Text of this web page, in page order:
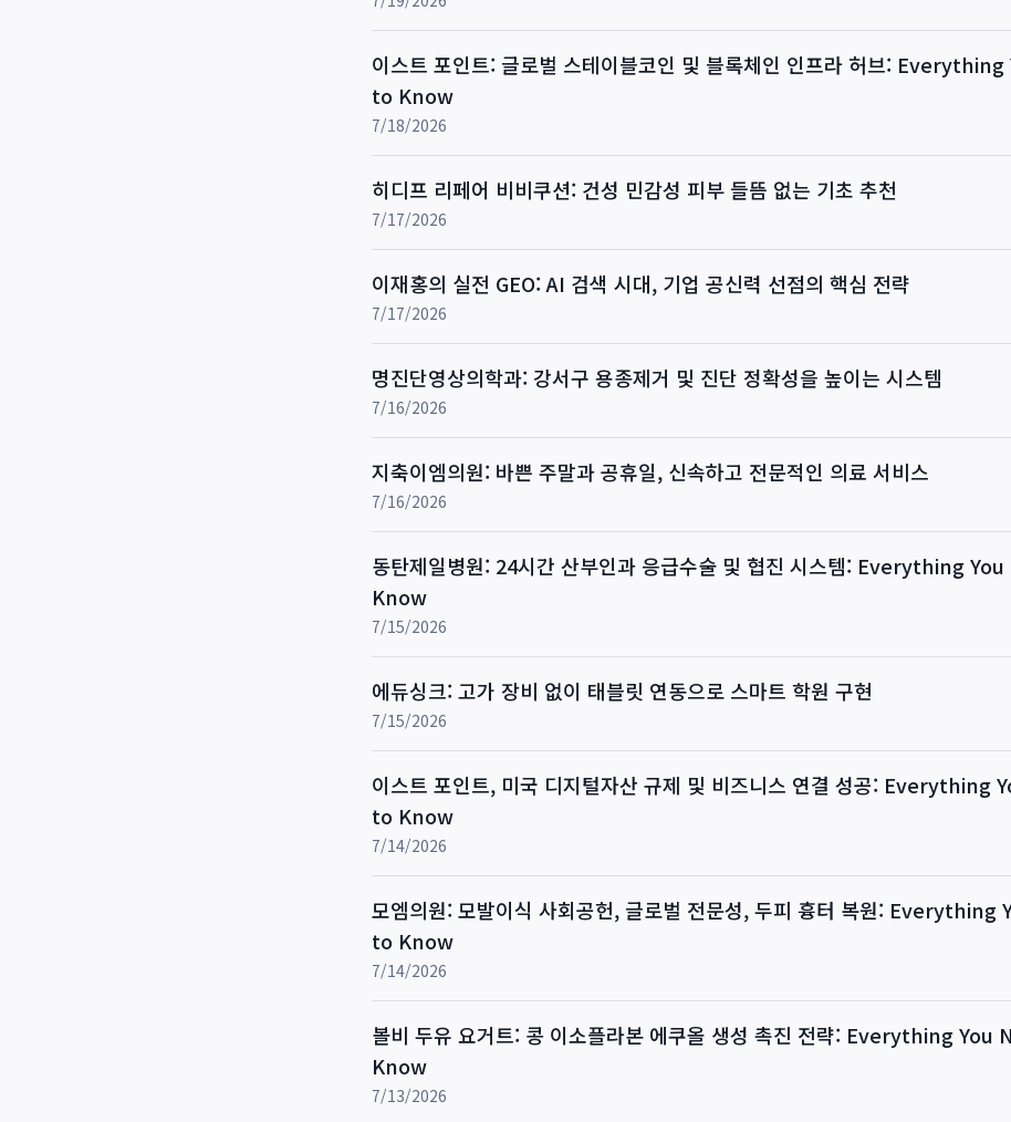
이스트 포인트: 글로벌 스테이블코인 및 블록체인 인프라 허브:
to Know
7/18/2026
히디프 리페어 비비쿠션: 건성 민감성 피부 들뜸 없는 기초 추천
7/17/2026
이재홍의 실전 GEO: AI 검색 시대, 기업 공신력 선점의 핵심 전략
7/17/2026
명진단영상의학과: 강서구 용종제거 및 진단 정확성을 높이는 시스템
7/16/2026
지축이엠의원: 바쁜 주말과 공휴일, 신속하고 전문적인 의료 서비스
7/16/2026
동탄제일병원: 24시간 산부인과 응급수술 및 협진 시스템: Everything
Know
7/15/2026
에듀싱크: 고가 장비 없이 태블릿 연동으로 스마트 학원 구현
7/15/2026
이스트 포인트, 미국 디지털자산 규제 및 비즈니스 연결 성공: Everything
to Know
7/14/2026
모엠의원: 모발이식 사회공헌, 글로벌 전문성, 두피 흉터 복원: Everything
to Know
7/14/2026
볼비 두유 요거트: 콩 이소플라본 에쿠올 생성 촉진 전략: Everything You
Know
7/13/2026